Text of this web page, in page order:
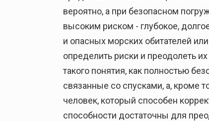
вероятно, а при безопасном
высоким риском - глубокое,
и опасных морских обитателей
определить риски и преодолеть
такого понятия, как полностью
связанные со спусками, а, кроме
человек, который способен
способности достаточны для